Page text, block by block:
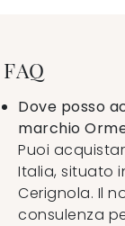
FAQ
Dove posso
marchio
Puoi
Italia, situato
Cerignola. Il
consulenza